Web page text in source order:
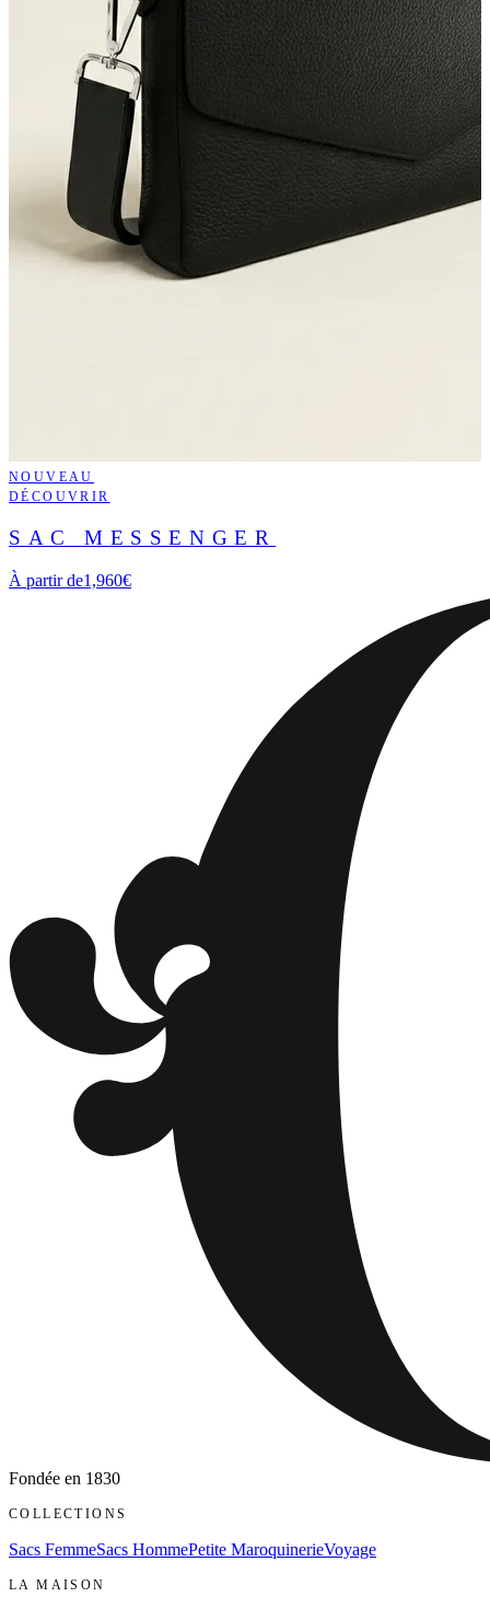
NOUVEAU
DÉCOUVRIR
SAC MESSENGER
À partir de1,960€
Fondée en 1830
COLLECTIONS
Sacs FemmeSacs HommePetite MaroquinerieVoyage
LA MAISON